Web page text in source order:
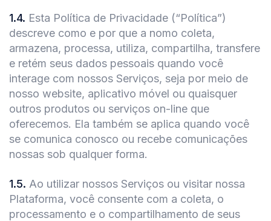
1.4. Esta Política de Privacidade (“Política”)
descreve como e por que a nomo coleta,
armazena, processa, utiliza, compartilha, transfere
e retém seus dados pessoais quando você
interage com nossos Serviços, seja por meio de
nosso website, aplicativo móvel ou quaisquer
outros produtos ou serviços on-line que
oferecemos. Ela também se aplica quando você
se comunica conosco ou recebe comunicações
nossas sob qualquer forma.
1.5. Ao utilizar nossos Serviços ou visitar nossa
Plataforma, você consente com a coleta, o
processamento e o compartilhamento de seus